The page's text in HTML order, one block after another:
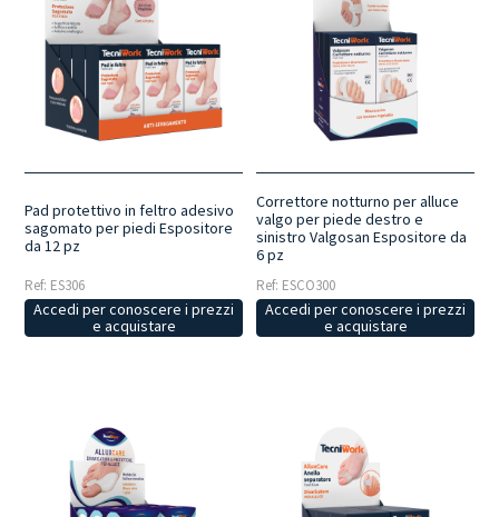
Pad protettivo in feltro adesivo
sagomato per piedi Espositore
da 12 pz
Ref: ES306
Accedi per conoscere i prezzi
e acquistare
Correttore notturno per alluce
valgo per piede destro e
sinistro Valgosan Espositore da
6 pz
Ref: ESCO300
Accedi per conoscere i prezzi
e acquistare